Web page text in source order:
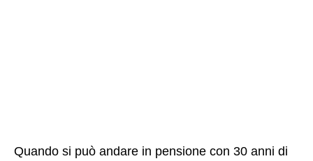
Quando si può andare in pensione con 30 anni di